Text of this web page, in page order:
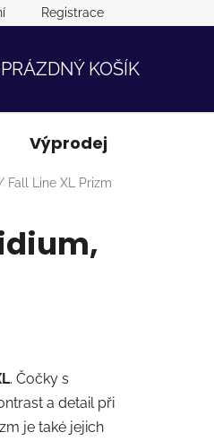
Registrace
PRÁZDNÝ KOŠÍK
Výprodej
Fall Line XL Prizm
. Čočky s
a detail při
je také jejich